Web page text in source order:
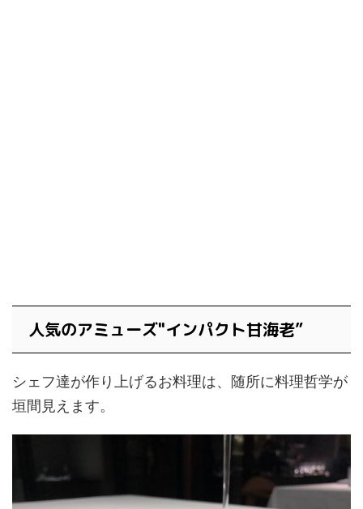
人気のアミューズ"インパクト甘海老”
シェフ達が作り上げるお料理は、随所に料理哲学が
垣間見えます。